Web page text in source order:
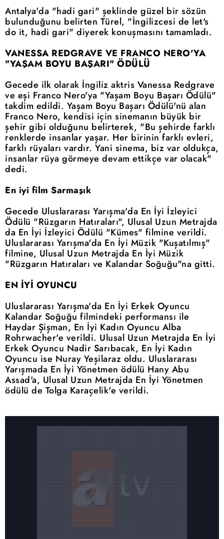
Antalya'da "hadi gari" şeklinde güzel bir sözün
bulunduğunu belirten Türel, "İngilizcesi de let's
do it, hadi gari" diyerek konuşmasını tamamladı.
VANESSA REDGRAVE VE FRANCO NERO'YA
"YAŞAM BOYU BAŞARI" ÖDÜLÜ
Gecede ilk olarak İngiliz aktris Vanessa Redgrave
ve eşi Franco Nero'ya "Yaşam Boyu Başarı Ödülü"
takdim edildi. Yaşam Boyu Başarı Ödülü'nü alan
Franco Nero, kendisi için sinemanın büyük bir
şehir gibi olduğunu belirterek, "Bu şehirde farklı
renklerde insanlar yaşar. Her birinin farklı evleri,
farklı rüyaları vardır. Yani sinema, biz var oldukça,
insanlar rüya görmeye devam ettikçe var olacak"
dedi.
En iyi film Sarmaşık
Gecede Uluslararası Yarışma'da En İyi İzleyici
Ödülü "Rüzgarın Hatıraları", Ulusal Uzun Metrajda
da En İyi İzleyici Ödülü "Kümes" filmine verildi.
Uluslararası Yarışma'da En İyi Müzik "Kuşatılmış"
filmine, Ulusal Uzun Metrajda En İyi Müzik
"Rüzgarın Hatıraları ve Kalandar Soğuğu"na gitti.
EN İYİ OYUNCU
Uluslararası Yarışma'da En İyi Erkek Oyuncu
Kalandar Soğuğu filmindeki performansı ile
Haydar Şişman, En İyi Kadın Oyuncu Alba
Rohrwacher'e verildi. Ulusal Uzun Metrajda En İyi
Erkek Oyuncu Nadir Sarıbacak, En İyi Kadın
Oyuncu ise Nuray Yeşilaraz oldu. Uluslararası
Yarışmada En İyi Yönetmen ödülü Hany Abu
Assad'a, Ulusal Uzun Metrajda En İyi Yönetmen
ödülü de Tolga Karaçelik'e verildi.